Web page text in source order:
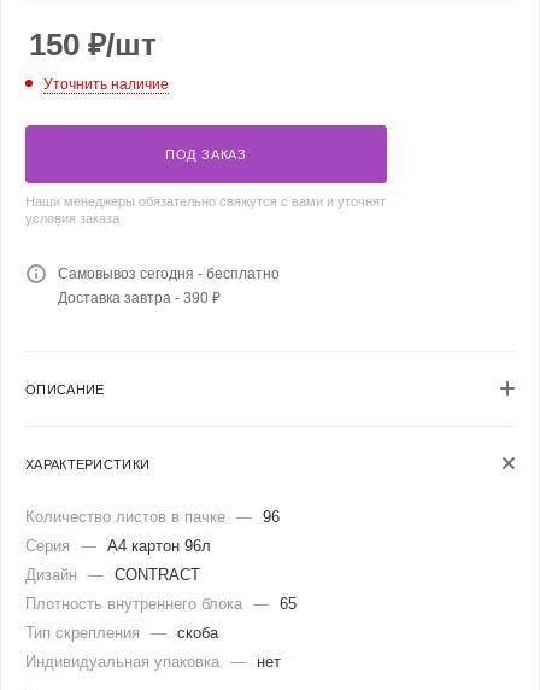
150 ₽/шт
Уточнить наличие
ПОД ЗАКАЗ
Наши менеджеры обязательно свяжутся с вами и уточнят
условия заказа
Самовывоз сегодня - бесплатно
Доставка завтра - 390 ₽
ОПИСАНИЕ
ХАРАКТЕРИСТИКИ
Количество листов в пачке — 96
Серия
— А4 картон 96л
Дизайн — CONTRACT
Плотность внутреннего блока — 65
Тип скрепления
— скоба
Индивидуальная упаковка — нет